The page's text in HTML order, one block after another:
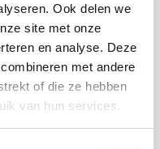
Ook delen we
site met onze
en analyse. Deze
met andere
of die ze hebben
van hun services.
€ 50,00
€ 150,00
€ 262,50